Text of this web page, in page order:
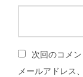
次回のコメ
メールアドレス